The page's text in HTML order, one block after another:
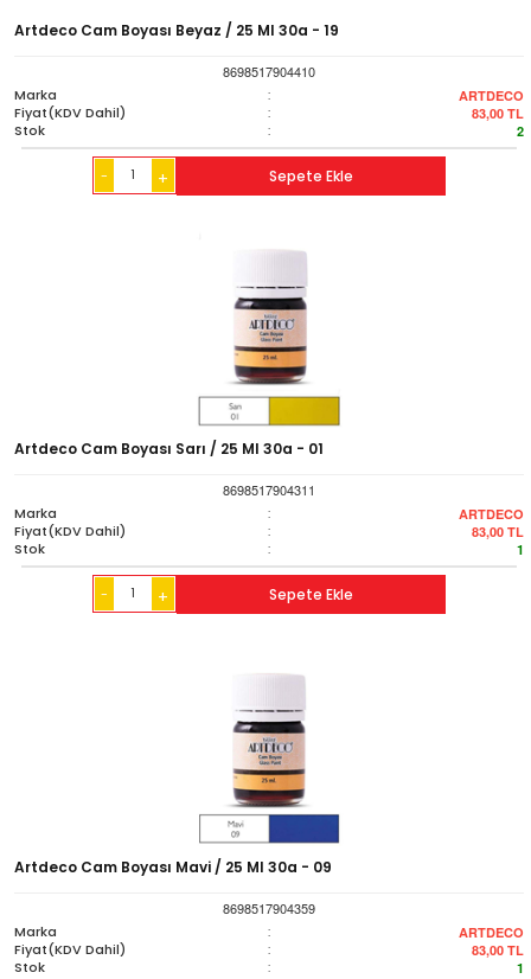
Artdeco Cam Boyası Beyaz / 25 Ml 30a - 19
8698517904410
Marka
: ARTDECO
Fiyat(KDV Dahil) : 83,00 TL
Stok : 2
- + Sepete Ekle
Artdeco Cam Boyası Sarı / 25 Ml 30a - 01
8698517904311
Marka
: ARTDECO
Fiyat(KDV Dahil) : 83,00 TL
Stok : 1
- + Sepete Ekle
Artdeco Cam Boyası Mavi / 25 Ml 30a - 09
8698517904359
Marka
: ARTDECO
Fiyat(KDV Dahil) : 83,00 TL
Stok : 1